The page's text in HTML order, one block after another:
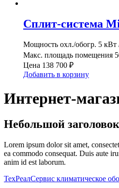
Сплит-система
Мощность охл./обогр. 5 кВт
Макс. площадь помещения
Цена 138 700 ₽
Добавить в корзину
Интернет-
Небольшой
Lorem ipsum dolor sit amet,
ea commodo consequat. Duis aute
anim id est laborum.
ТехРеалСервис климатическое